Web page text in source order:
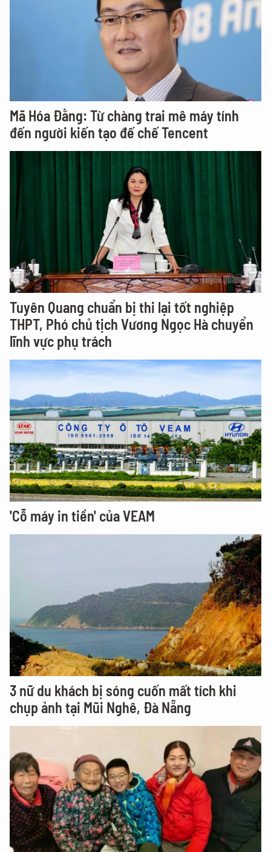
Mã Hóa Đằng: Từ chàng trai mê máy tính
đến người kiến tạo đế chế Tencent
Tuyên Quang chuẩn bị thi lại tốt nghiệp
THPT, Phó chủ tịch Vương Ngọc Hà chuyển
lĩnh vực phụ trách
'Cỗ máy in tiền' của VEAM
3 nữ du khách bị sóng cuốn mất tích khi
chụp ảnh tại Mũi Nghê, Đà Nẵng